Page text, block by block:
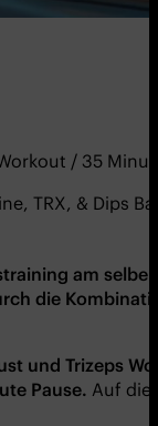
/ 35
TRX, & Dips
am
die
und Trizeps
Pause. Auf